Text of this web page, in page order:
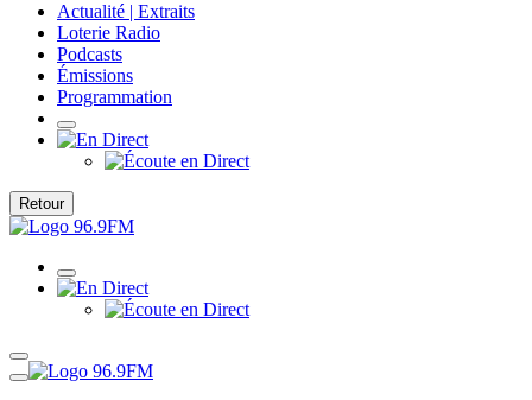
Actualité | Extraits
Loterie Radio
Podcasts
Émissions
Programmation
Retour